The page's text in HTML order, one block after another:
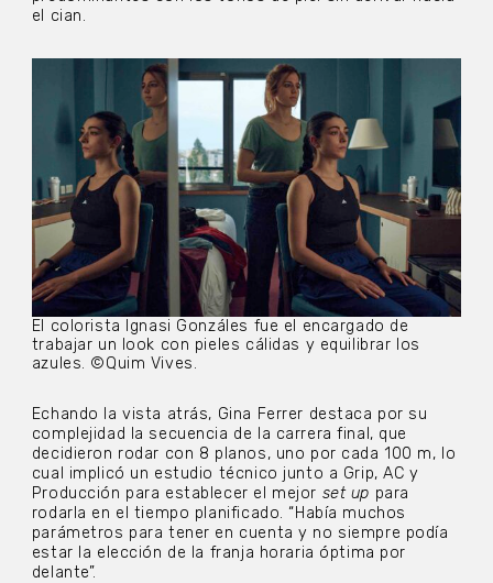
el cian.
El colorista Ignasi Gonzáles fue el encargado de
trabajar un look con pieles cálidas y equilibrar los
azules. ©Quim Vives.
Echando la vista atrás, Gina Ferrer destaca por su
complejidad la secuencia de la carrera final, que
decidieron rodar con 8 planos, uno por cada 100 m, lo
cual implicó un estudio técnico junto a Grip, AC y
Producción para establecer el mejor set up para
rodarla en el tiempo planificado. “Había muchos
parámetros para tener en cuenta y no siempre podía
estar la elección de la franja horaria óptima por
delante”.